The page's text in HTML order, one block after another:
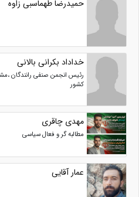
حمیدرضا طهماسبی زاوه
خداداد بکرانی بالانی
رئیس انجمن صنفی رانندگان
کشور
مهدی چاقری
مطالبه گر و فعال سیاسی
عمار آقایی